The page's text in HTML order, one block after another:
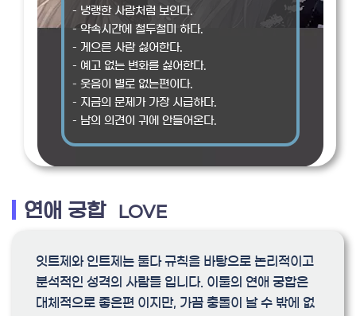
– 냉랭한 사람처럼 보인다.
– 약속시간에 철두철미 하다.
– 게으른 사람 싫어한다.
– 예고 없는 변화를 싫어한다.
– 웃음이 별로 없는편이다.
– 지금의 문제가 가장 시급하다.
– 남의 의견이 귀에 안들어온다.
연애 궁합 LOVE
잇트제와 인트제는 둘다 규칙을 바탕으로 논리적이고
분석적인 성격의 사람들 입니다. 이둘의 연애 궁합은
대체적으로 좋은편 이지만, 가끔 충돌이 날 수 밖에 없